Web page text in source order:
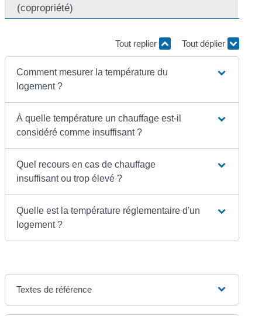
(copropriété)
Tout replier Tout déplier
Comment mesurer la température du
logement ?
À quelle température un chauffage est-il
considéré comme insuffisant ?
Quel recours en cas de chauffage
insuffisant ou trop élevé ?
Quelle est la température réglementaire d'un
logement ?
Textes de référence